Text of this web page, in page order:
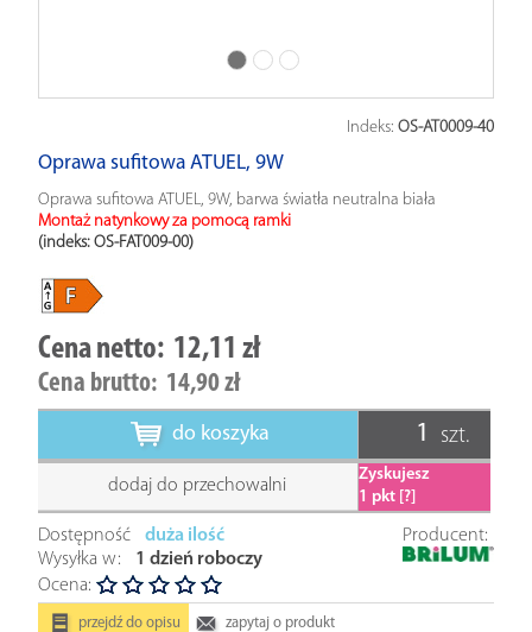
Indeks: OS-AT0009-40
Oprawa sufitowa ATUEL, 9W
Oprawa sufitowa ATUEL, 9W, barwa światła neutralna biała
Montaż natynkowy za pomocą ramki
(indeks: OS-FAT009-00)
Cena netto: 12,11 zł
Cena brutto: 14,90 zł
do koszyka szt.
dodaj do przechowalni
Zyskujesz
1 pkt [?]
Dostępność
duża ilość
Wysyłka w:
1 dzień roboczy
Ocena:
Producent:
przejdź do opisu zapytaj o produkt